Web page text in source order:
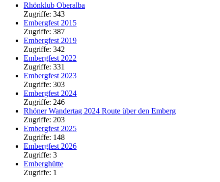
Rhönklub Oberalba
Zugriffe: 343
Embergfest 2015
Zugriffe: 387
Embergfest 2019
Zugriffe: 342
Embergfest 2022
Zugriffe: 331
Embergfest 2023
Zugriffe: 303
Embergfest 2024
Zugriffe: 246
Rhöner Wandertag 2024 Route über den Emberg
Zugriffe: 203
Embergfest 2025
Zugriffe: 148
Embergfest 2026
Zugriffe: 3
Emberghütte
Zugriffe: 1